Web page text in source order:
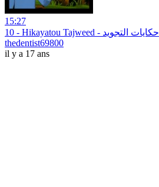
15:27
10 - Hikayatou Tajweed - حكايات التجويد
thedentist69800
il y a 17 ans